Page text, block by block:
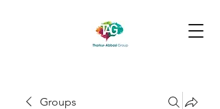
Groups